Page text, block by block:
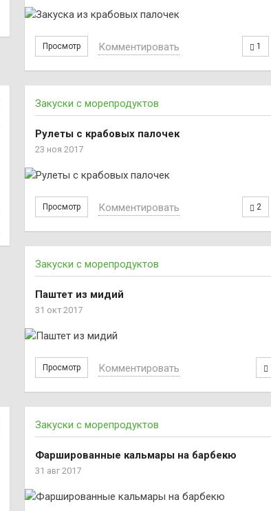
Просмотр 1
Комментировать
Закуски с морепродуктов
Рулеты с крабовых палочек
23 ноя 2017
Просмотр 2
Комментировать
Закуски с морепродуктов
Паштет из мидий
31 окт 2017
Просмотр Комментировать
Закуски с морепродуктов
Фаршированные кальмары на барбекю
31 авг 2017